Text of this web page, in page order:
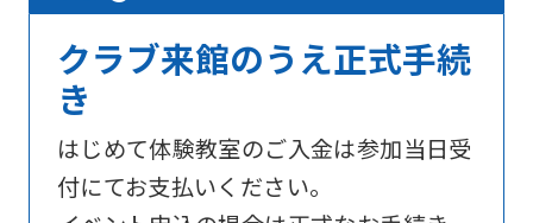
クラブ来館のうえ正式手続
き
はじめて体験教室のご入金は参加当日受
付にてお支払いください。